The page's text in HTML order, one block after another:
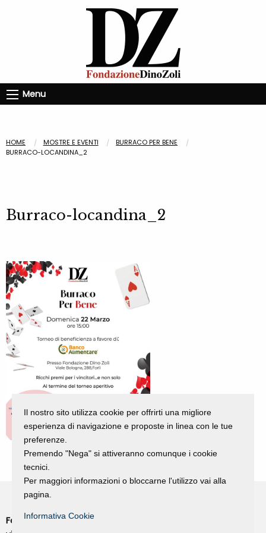
Menu
HOME MOSTRE E EVENTI
BURRACO PER BENE
BURRACO-LOCANDINA_2
Burraco-locandina_2
Fondazione Dino Zoli
Il nostro sito utilizza cookie per offrirti una migliore
esperienza di navigazione e proposte in linea con le tue
preferenze.
Premendo "Nega" si attiveranno comunque i cookie
tecnici.
Per maggiori informazioni o bloccarne l'utilizzo vai alla
pagina.
Informativa Cookie